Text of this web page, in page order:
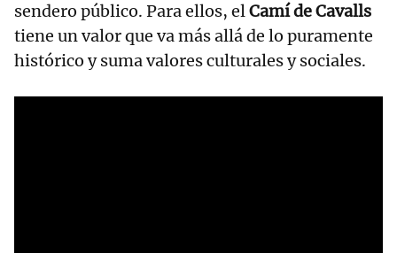
sendero público. Para ellos, elCamí de Cavalls
tiene un valor que va más allá de lo puramente
histórico y suma valores culturales y sociales.